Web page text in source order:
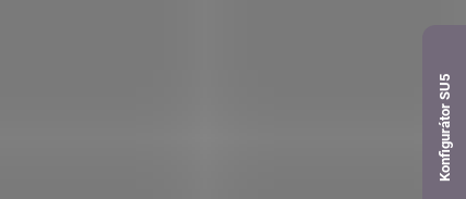
Konfigurátor SU5